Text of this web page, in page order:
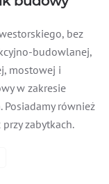
bez
budowlanej,
mostowej i
w zakresie
również
zabytkach.